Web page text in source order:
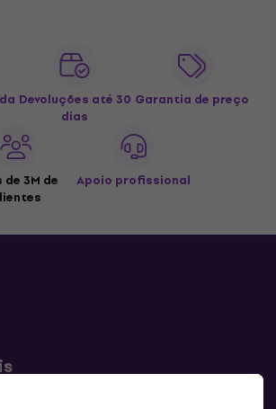
Devoluções até 30
dias
Garantia de preço
de 3M de
Apoio profissional